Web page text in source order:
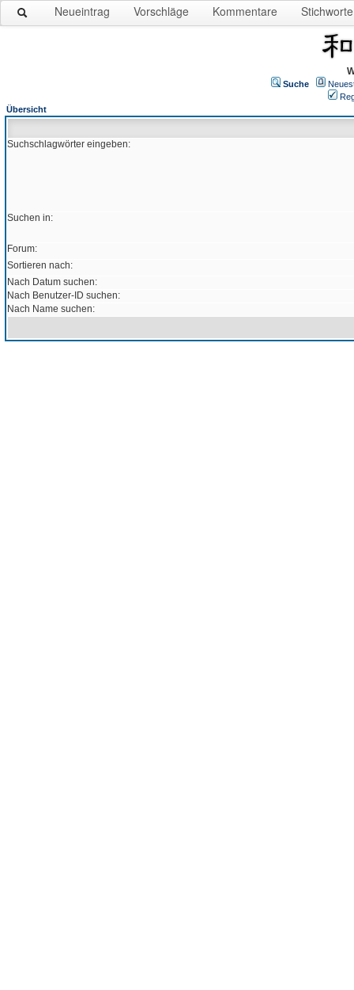
Neueintrag Vorschläge Kommentare Stichworte
Suche
Übersicht
Suchschlagwörter eingeben:
Suchen in:
Forum:
Sortieren nach:
Nach Datum suchen:
Nach Benutzer-ID suchen:
Nach Name suchen: